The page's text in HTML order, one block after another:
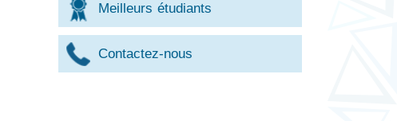
Meilleurs étudiants
Contactez-nous